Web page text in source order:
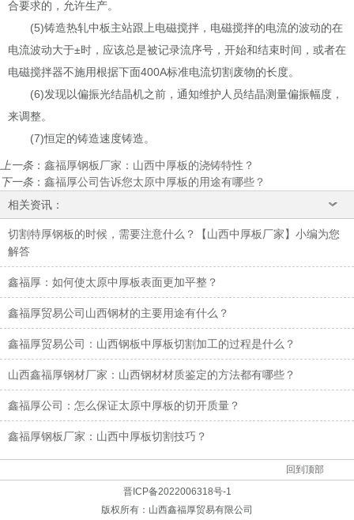
合要求的，允许生产。
(5)铸造热轧中板主站跟上电磁搅拌，电磁搅拌的电流的波动的在
电流波动大于±时，应该总是被记录流序号，开始和结束时间，或者在
电磁搅拌器不施用根据下面400A标准电流切割废物的长度。
(6)发现以偏振光结晶机之前，通知维护人员结晶测量偏振幅度，
来调整。
(7)恒定的铸造速度铸造。
上一条： 鑫福厚钢板厂家：山西中厚板的浇铸特性？
下一条： 鑫福厚公司告诉您太原中厚板的用途有哪些？
相关资讯：
切割特厚钢板的时候，需要注意什么？【山西中厚板厂家】小编为您
解答
鑫福厚：如何使太原中厚板表面更加平整？
鑫福厚贸易公司山西钢材的主要用途有什么？
鑫福厚贸易公司：山西钢板中厚板切割加工的过程是什么？
山西鑫福厚钢材厂家：山西钢材材质鉴定的方法都有哪些？
鑫福厚公司：怎么保证太原中厚板的切开质量？
鑫福厚钢板厂家：山西中厚板切割技巧？
回到顶部
晋ICP备2022006318号-1
版权所有： 山西鑫福厚贸易有限公司